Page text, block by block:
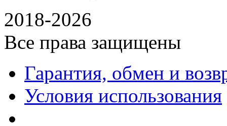
2018-2026
Все права защищены
Гарантия, обмен и
Условия использования